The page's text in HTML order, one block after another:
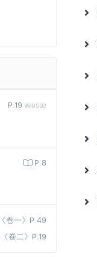
P.19 #00592
P.8
〈卷一〉P.49
〈卷二〉P.19